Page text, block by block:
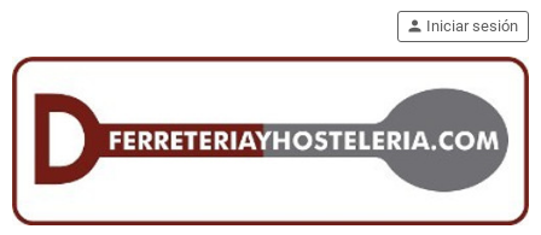
person Iniciar sesión